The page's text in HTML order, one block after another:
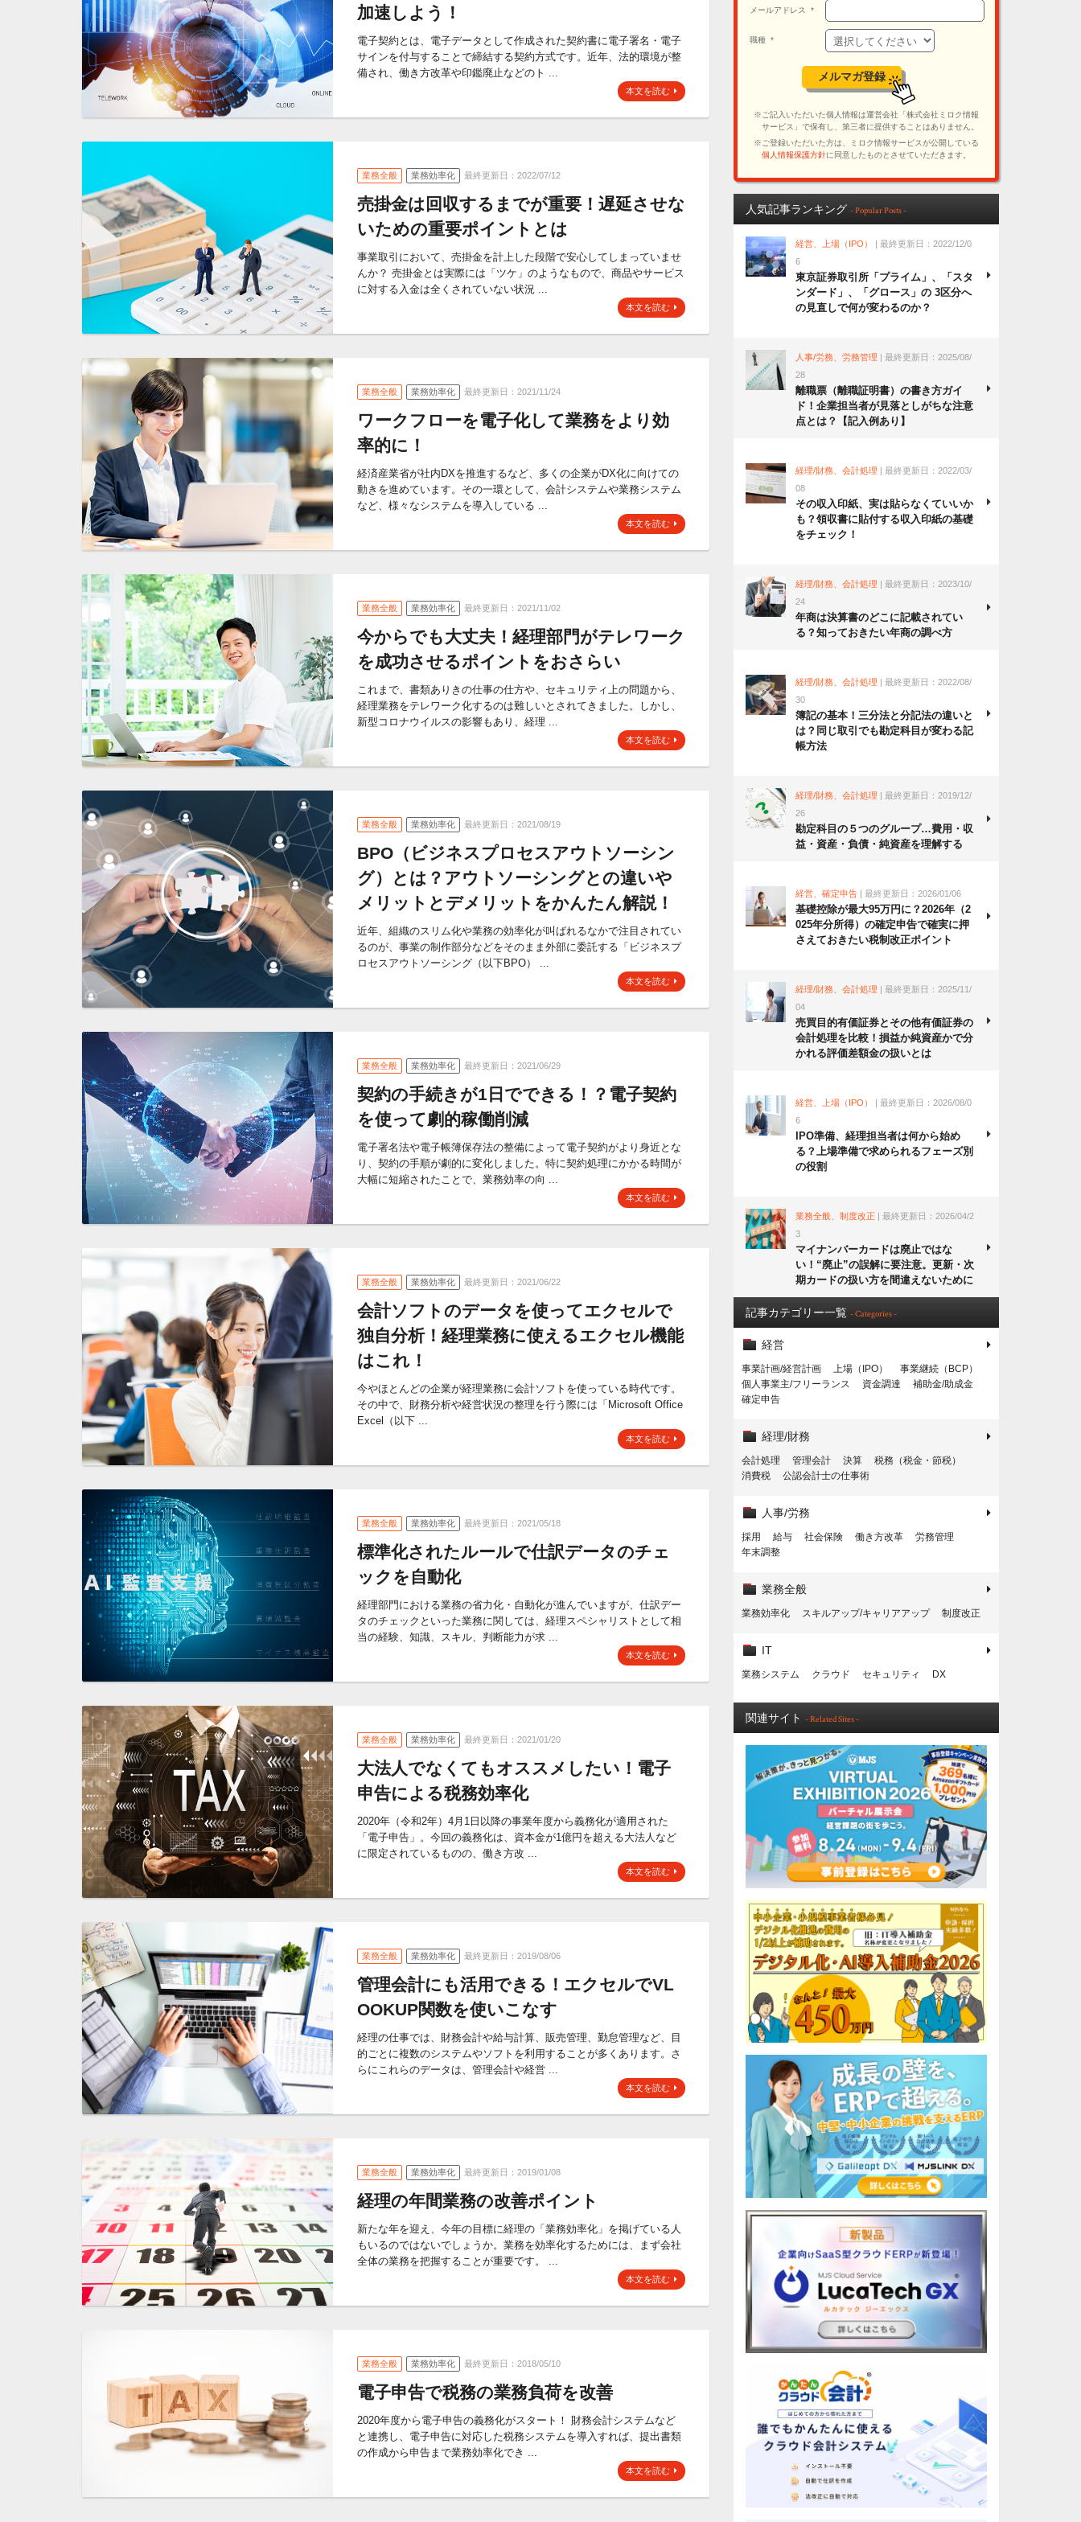
加速しよう！
電子契約とは、電子データとして作成された契約書に電子署名・電子
サインを付与することで締結する契約方式です。近年、法的環境が整
備され、働き方改革や印鑑廃止などのト ...
本文を読む
業務全般 業務効率化 最終更新日：2022/07/12
売掛金は回収するまでが重要！遅延させな
いための重要ポイントとは
事業取引において、売掛金を計上した段階で安心してしまっていませ
んか？ 売掛金とは実際には「ツケ」のようなもので、商品やサービス
に対する入金は全くされていない状況 ...
本文を読む
業務全般 業務効率化 最終更新日：2021/11/24
ワークフローを電子化して業務をより効
率的に！
経済産業省が社内DXを推進するなど、多くの企業がDX化に向けての
動きを進めています。その一環として、会計システムや業務システム
など、様々なシステムを導入している ...
本文を読む
業務全般 業務効率化 最終更新日：2021/11/02
今からでも大丈夫！経理部門がテレワーク
を成功させるポイントをおさらい
これまで、書類ありきの仕事の仕方や、セキュリティ上の問題から、
経理業務をテレワーク化するのは難しいとされてきました。しかし、
新型コロナウイルスの影響もあり、経理 ...
本文を読む
業務全般 業務効率化 最終更新日：2021/08/19
BPO（ビジネスプロセスアウトソーシン
グ）とは？アウトソーシングとの違いや
メリットとデメリットをかんたん解説！
近年、組織のスリム化や業務の効率化が叫ばれるなかで注目されてい
るのが、事業の制作部分などをそのまま外部に委託する「ビジネスプ
ロセスアウトソーシング（以下BPO） ...
本文を読む
業務全般 業務効率化 最終更新日：2021/06/29
契約の手続きが1日でできる！？電子契約
を使って劇的稼働削減
電子署名法や電子帳簿保存法の整備によって電子契約がより身近とな
り、契約の手順が劇的に変化しました。特に契約処理にかかる時間が
大幅に短縮されたことで、業務効率の向 ...
本文を読む
業務全般 業務効率化 最終更新日：2021/06/22
会計ソフトのデータを使ってエクセルで
独自分析！経理業務に使えるエクセル機能
はこれ！
今やほとんどの企業が経理業務に会計ソフトを使っている時代です。
その中で、財務分析や経営状況の整理を行う際には「Microsoft Office
Excel（以下 ...
本文を読む
業務全般 業務効率化 最終更新日：2021/05/18
標準化されたルールで仕訳データのチェ
ックを自動化
経理部門における業務の省力化・自動化が進んでいますが、仕訳デー
タのチェックといった業務に関しては、経理スペシャリストとして相
当の経験、知識、スキル、判断能力が求 ...
本文を読む
業務全般 業務効率化 最終更新日：2021/01/20
大法人でなくてもオススメしたい！電子
申告による税務効率化
2020年（令和2年）4月1日以降の事業年度から義務化が適用された
「電子申告」。今回の義務化は、資本金が1億円を超える大法人など
に限定されているものの、働き方改 ...
本文を読む
業務全般 業務効率化 最終更新日：2019/08/06
管理会計にも活用できる！エクセルでVL
OOKUP関数を使いこなす
経理の仕事では、財務会計や給与計算、販売管理、勤怠管理など、目
的ごとに複数のシステムやソフトを利用することが多くあります。さ
らにこれらのデータは、管理会計や経営 ...
本文を読む
業務全般 業務効率化 最終更新日：2019/01/08
経理の年間業務の改善ポイント
新たな年を迎え、今年の目標に経理の「業務効率化」を掲げている人
もいるのではないでしょうか。業務を効率化するためには、まず会社
全体の業務を把握することが重要です。 ...
本文を読む
業務全般 業務効率化 最終更新日：2018/05/10
電子申告で税務の業務負荷を改善
2020年度から電子申告の義務化がスタート！ 財務会計システムなど
と連携し、電子申告に対応した税務システムを導入すれば、提出書類
の作成から申告まで業務効率化でき ...
本文を読む
人気記事ランキング - Popular Posts -
経営、上場（IPO）
| 最終更新日：2022/12/0
6
東京証券取引所「プライム」、「スタ
ンダード」、「グロース」の 3区分へ
の見直しで何が変わるのか？
人事/労務、労務管理 | 最終更新日：2025/08/
28
離職票（離職証明書）の書き方ガイ
ド！企業担当者が見落としがちな注意
点とは？【記入例あり】
経理/財務、会計処理 | 最終更新日：2022/03/
08
その収入印紙、実は貼らなくていいか
も？領収書に貼付する収入印紙の基礎
をチェック！
経理/財務、会計処理 | 最終更新日：2023/10/
24
年商は決算書のどこに記載されてい
る？知っておきたい年商の調べ方
経理/財務、会計処理 | 最終更新日：2022/08/
30
簿記の基本！三分法と分記法の違いと
は？同じ取引でも勘定科目が変わる記
帳方法
経理/財務、会計処理 | 最終更新日：2019/12/
26
勘定科目の５つのグループ…費用・収
益・資産・負債・純資産を理解する
経営、確定申告 | 最終更新日：2026/01/06
基礎控除が最大95万円に？2026年（2
025年分所得）の確定申告で確実に押
さえておきたい税制改正ポイント
経理/財務、会計処理 | 最終更新日：2025/11/
04
売買目的有価証券とその他有価証券の
会計処理を比較！損益か純資産かで分
かれる評価差額金の扱いとは
経営、上場（IPO）
| 最終更新日：2026/08/0
6
IPO準備、経理担当者は何から始め
る？上場準備で求められるフェーズ別
の役割
業務全般、制度改正 | 最終更新日：2026/04/2
3
マイナンバーカードは廃止ではな
い！“廃止”の誤解に要注意。更新・次
期カードの扱い方を間違えないために
記事カテゴリー一覧 - Categories -
経営
事業計画/経営計画 上場（IPO）
事業継続（BCP）
個人事業主/フリーランス
資金調達
補助金/助成金
確定申告
経理/財務
会計処理 管理会計 決算
税務（税金・節税）
消費税
公認会計士の仕事術
人事/労務
採用 給与 社会保険 働き方改革
労務管理
年末調整
業務全般
業務効率化 スキルアップ/キャリアアップ 制度改正
IT
業務システム クラウド セキュリティ DX
関連サイト - Related Sites -